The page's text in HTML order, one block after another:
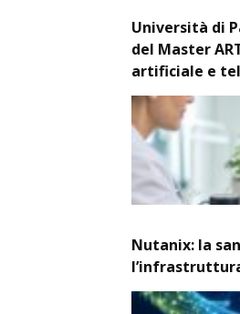
Università di
del Master
artificiale e
Nutanix: la